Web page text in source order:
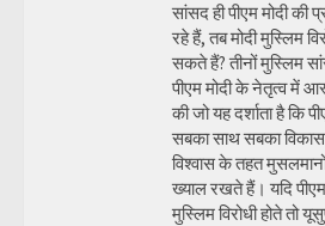
सांसद ही पीएम मोदी की
रहे हैं, तब मोदी मुस्लिम
सकते हैं? तीनों मुस्लिम
पीएम मोदी के नेतृत्व में
की जो यह दर्शाता है कि
सबका साथ सबका
विश्वास के तहत
ख्याल रखते हैं। यदि पीएम
मुस्लिम विरोधी होते तो